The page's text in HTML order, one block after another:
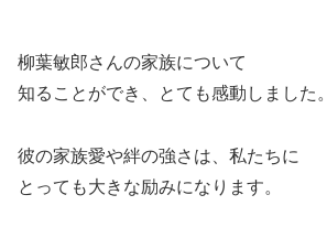
柳葉敏郎さんの家族について
知ることができ、とても感動しました。
彼の家族愛や絆の強さは、私たちに
とっても大きな励みになります。